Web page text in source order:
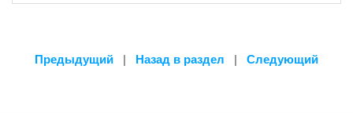
Предыдущий | Назад в раздел | Следующий